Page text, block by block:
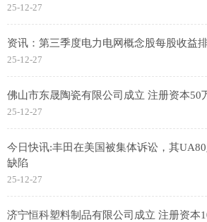
25-12-27
资讯：第三季度电力电网概念股每股收益
25-12-27
佛山市东晟陶瓷有限公司成立 注册资本50
25-12-27
今日快讯:丰田在美国被集体诉讼，其
缺陷
25-12-27
济宁恒科塑料制品有限公司成立 注册资本